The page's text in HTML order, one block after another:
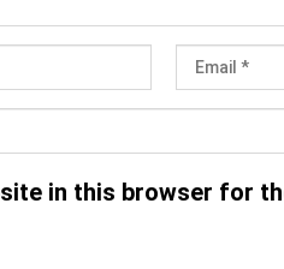
in this browser for